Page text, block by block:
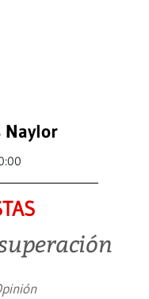
Naylor